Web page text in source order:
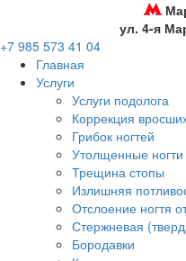
ул. 4-я
+7 985 573 41 04
Главная
Услуги
Услуги подолога
Коррекция
Грибок ногтей
Утолщенные ногти
Трещина стопы
Излишняя
Отслоение ногтя
Стержневая
Бородавки